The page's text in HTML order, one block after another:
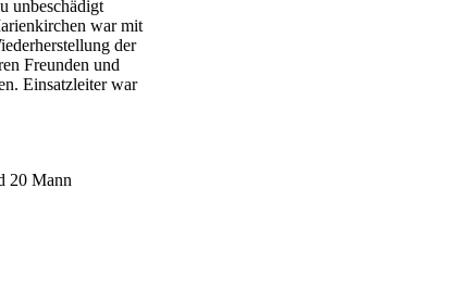
unbeschädigt
war mit
der
Freunden und
Einsatzleiter war
20 Mann